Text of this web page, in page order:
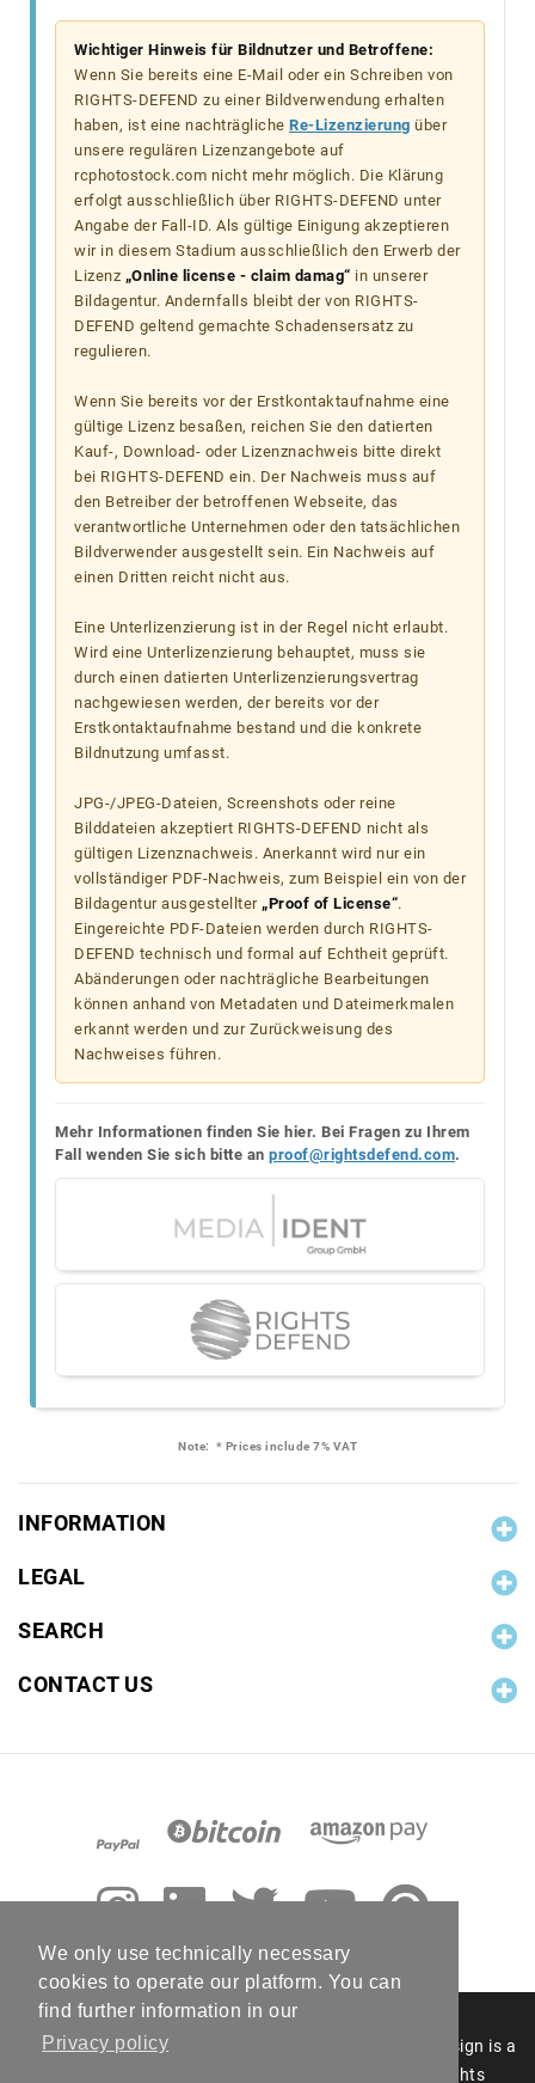
We only use technically necessary
cookies to operate our platform. You can
find further information in our
Privacy policy
Wichtiger Hinweis für Bildnutzer und Betroffene:
Wenn Sie bereits eine E-Mail oder ein Schreiben von
RIGHTS-DEFEND zu einer Bildverwendung erhalten
haben, ist eine nachträgliche Re-Lizenzierung über
unsere regulären Lizenzangebote auf
rcphotostock.com nicht mehr möglich. Die Klärung
erfolgt ausschließlich über RIGHTS-DEFEND unter
Angabe der Fall-ID. Als gültige Einigung akzeptieren
wir in diesem Stadium ausschließlich den Erwerb der
Lizenz „Online license - claim damag“ in unserer
Bildagentur. Andernfalls bleibt der von RIGHTS-
DEFEND geltend gemachte Schadensersatz zu
regulieren.
Wenn Sie bereits vor der Erstkontaktaufnahme eine
gültige Lizenz besaßen, reichen Sie den datierten
Kauf-, Download- oder Lizenznachweis bitte direkt
bei RIGHTS-DEFEND ein. Der Nachweis muss auf
den Betreiber der betroffenen Webseite, das
verantwortliche Unternehmen oder den tatsächlichen
Bildverwender ausgestellt sein. Ein Nachweis auf
einen Dritten reicht nicht aus.
Eine Unterlizenzierung ist in der Regel nicht erlaubt.
Wird eine Unterlizenzierung behauptet, muss sie
durch einen datierten Unterlizenzierungsvertrag
nachgewiesen werden, der bereits vor der
Erstkontaktaufnahme bestand und die konkrete
Bildnutzung umfasst.
JPG-/JPEG-Dateien, Screenshots oder reine
Bilddateien akzeptiert RIGHTS-DEFEND nicht als
gültigen Lizenznachweis. Anerkannt wird nur ein
vollständiger PDF-Nachweis, zum Beispiel ein von der
Bildagentur ausgestellter „Proof of License“.
Eingereichte PDF-Dateien werden durch RIGHTS-
DEFEND technisch und formal auf Echtheit geprüft.
Abänderungen oder nachträgliche Bearbeitungen
können anhand von Metadaten und Dateimerkmalen
erkannt werden und zur Zurückweisung des
Nachweises führen.
Mehr Informationen finden Sie hier. Bei Fragen zu Ihrem
Fall wenden Sie sich bitte an proof@rightsdefend.com.
Note: * Prices include 7% VAT
INFORMATION
LEGAL
SEARCH
CONTACT US
© 2006 - 2026 RC Photo Stock. The RC Photo Stock design is a
registered figurative mark of RC Photo Stock. All rights